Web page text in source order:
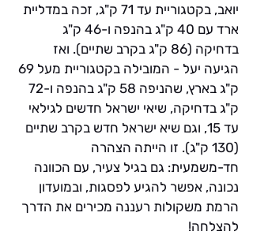
יואב, בקטגוריית עד 71 ק"ג, זכה במדליית
ארד עם 40 ק"ג בהנפה ו-46 ק"ג
בדחיקה (86 ק"ג בקרב שתיים). ואז
ק"ג בדחיקה, שיאי ישראל חדשים לגילאי
עד 15, וגם שיא ישראל חדש בקרב שתיים
(130 ק"ג). זו הייתה הצהרה
חד-משמעית: גם בגיל צעיר, עם הכוונה
נכונה, אפשר להגיע לפסגות, ובמועדון
הרמת משקולות רעננה מכירים את הדרך
להצלחה!